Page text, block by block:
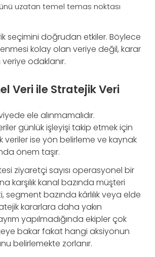
uzatan temel temas noktası
seçimini doğrudan etkiler. Böylece
kolay olan veriye değil, karar
odaklanır.
Veri ile Stratejik Veri
ele alınmamalıdır.
günlük işleyişi takip etmek için
veriler ise yön belirleme ve kaynak
önem taşır.
ziyaretçi sayısı operasyonel bir
karşılık kanal bazında müşteri
segment bazında kârlılık veya elde
kararlara daha yakın
yapılmadığında ekipler çok
bakar fakat hangi aksiyonun
belirlemekte zorlanır.